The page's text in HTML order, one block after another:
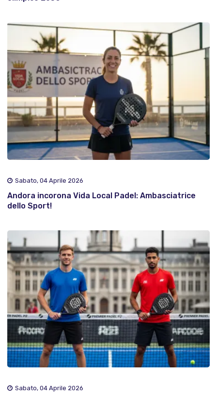
Sabato, 04 Aprile 2026
Andora incorona Vida Local Padel: Ambasciatrice
dello Sport!
Sabato, 04 Aprile 2026